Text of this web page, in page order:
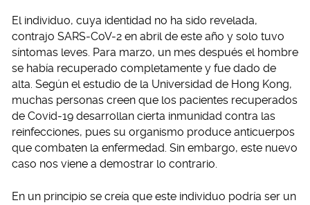
El individuo, cuya identidad no ha sido revelada,
contrajo SARS-CoV-2 en abril de este año y solo tuvo
síntomas leves. Para marzo, un mes después el hombre
se había recuperado completamente y fue dado de
alta. Según el estudio de la Universidad de Hong Kong,
muchas personas creen que los pacientes recuperados
de Covid-19 desarrollan cierta inmunidad contra las
reinfecciones, pues su organismo produce anticuerpos
que combaten la enfermedad. Sin embargo, este nuevo
caso nos viene a demostrar lo contrario.
En un principio se creía que este individuo podría ser un